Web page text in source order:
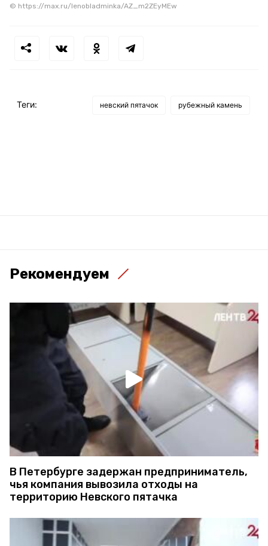
© https://max.ru/lenobladminka/AZ_m2ZEyMEw
Теги: невский пятачок рубежный камень
Рекомендуем
В Петербурге задержан предприниматель,
чья компания вывозила отходы на
территорию Невского пятачка